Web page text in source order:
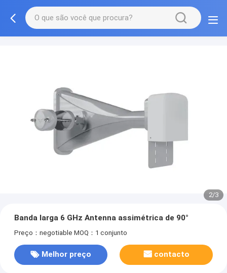
2/3
Banda larga 6 GHz Antenna assimétrica de 90°
Preço：negotiable MOQ：1 conjunto
Melhor preço contacto